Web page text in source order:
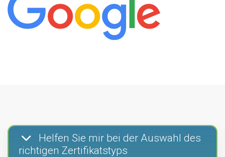
Helfen Sie mir bei der Auswahl des
richtigen Zertifikatstyps